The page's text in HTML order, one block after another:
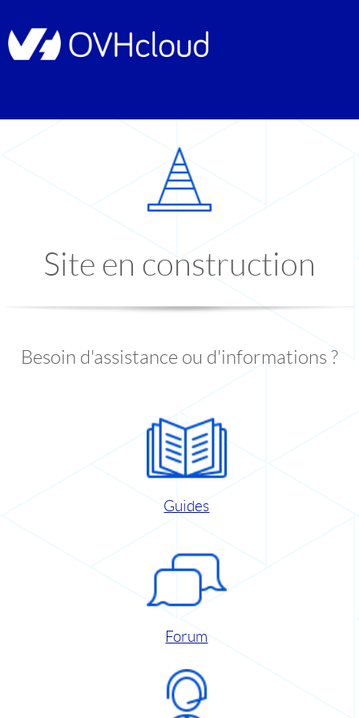
Site en construction
Besoin d'assistance ou d'informations ?
Guides
Forum